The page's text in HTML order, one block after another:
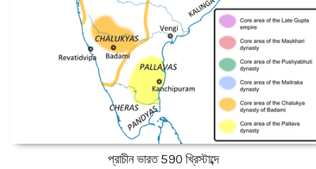
প্রাচীন ভারত 590 খ্রিস্টাব্দে